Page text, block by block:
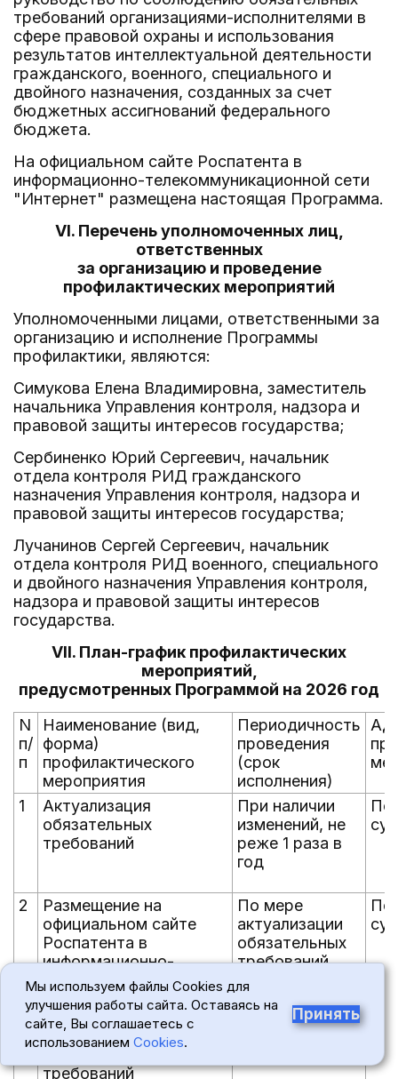
требований организациями-исполнителями в
сфере правовой охраны и использования
результатов интеллектуальной деятельности
гражданского, военного, специального и
двойного назначения, созданных за счет
бюджетных ассигнований федерального
бюджета.
На официальном сайте Роспатента в
информационно-телекоммуникационной сети
"Интернет" размещена настоящая Программа.
VI. Перечень уполномоченных лиц,
ответственных
за организацию и проведение
профилактических мероприятий
Уполномоченными лицами, ответственными за
организацию и исполнение Программы
профилактики, являются:
Симукова Елена Владимировна, заместитель
начальника Управления контроля, надзора и
правовой защиты интересов государства;
Сербиненко Юрий Сергеевич, начальник
отдела контроля РИД гражданского
назначения Управления контроля, надзора и
правовой защиты интересов государства;
Лучанинов Сергей Сергеевич, начальник
отдела контроля РИД военного, специального
и двойного назначения Управления контроля,
надзора и правовой защиты интересов
государства.
VII. План-график профилактических
мероприятий,
предусмотренных Программой на 2026 год
N
п/
п
Наименование (вид,
форма)
профилактического
мероприятия
Периодичность
проведения
(срок
исполнения)
1
Актуализация
обязательных
требований
При наличии
изменений, не
реже 1 раза в
год
2
Размещение на
официальном сайте
Роспатента в
информационно-
телекоммуникационной
сети "Интернет"
актуализированных
перечней
требований
По мере
актуализации
обязательных
требований
Мы используем файлы Cookies для
улучшения работы сайта. Оставаясь на
сайте, Вы соглашаетесь с
использованием Cookies.
Принять